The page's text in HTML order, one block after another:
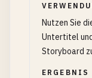
Nutzen Sie
Untertitel
Storyboard
ERGEBNIS